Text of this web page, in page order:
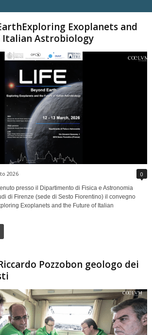
Exoplanets and
Astrobiology
2026 0
presso il Dipartimento di Fisica e Astronomia
di Firenze (sede di Sesto Fiorentino) il convegno
Exoplanets and the Future of Italian
Pozzobon geologo dei